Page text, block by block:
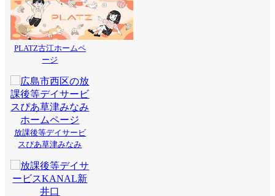
PLATZ古江ホームペ
ージ
放課後等デイサービ
スぴあ草津みなみ